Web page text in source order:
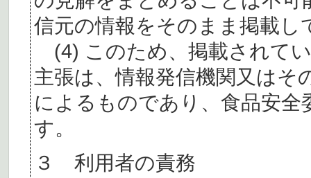
信元の情報をそのまま掲載し
(4) このため、掲載されて
主張は、情報発信機関又はそ
によるものであり、食品安
す。
３ 利用者の責務